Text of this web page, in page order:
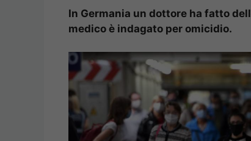
In Germania un dottore ha fatto
medico è indagato per omicidio.